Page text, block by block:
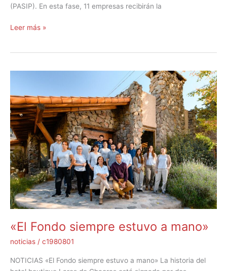
(PASIP). En esta fase, 11 empresas recibirán la
Leer más »
«El Fondo siempre estuvo a mano»
noticias / c1980801
NOTICIAS «El Fondo siempre estuvo a mano» La historia del
siempre
estuvo
a
mano»